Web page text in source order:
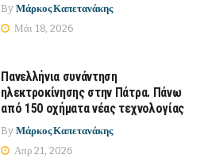
By Μάρκος Καπετανάκης
Μάι 18, 2026
Πανελλήνια συνάντηση
ηλεκτροκίνησης στην Πάτρα. Πάνω
από 150 οχήματα νέας τεχνολογίας
By Μάρκος Καπετανάκης
Απρ 21, 2026